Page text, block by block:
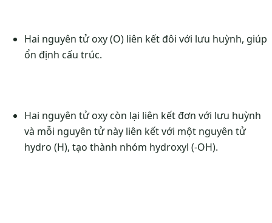
Hai nguyên tử oxy (O) liên kết đôi với lưu huỳnh, giúp
ổn định cấu trúc.
Hai nguyên tử oxy còn lại liên kết đơn với lưu huỳnh
và mỗi nguyên tử này liên kết với một nguyên tử
hydro (H), tạo thành nhóm hydroxyl (-OH).